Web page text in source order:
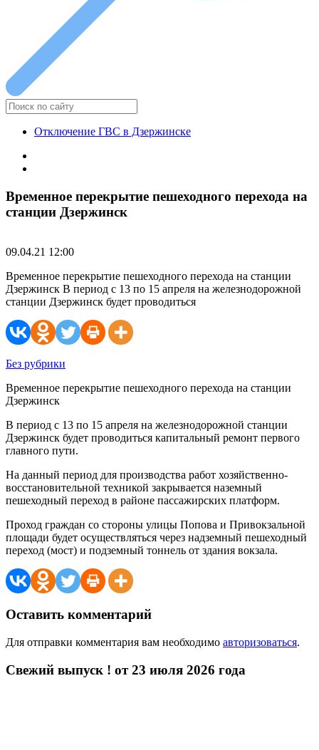
Отключение ГВС в Дзержинске
Временное перекрытие пешеходного перехода на
станции Дзержинск
09.04.21 12:00
Временное перекрытие пешеходного перехода на станции
Дзержинск В период с 13 по 15 апреля на железнодорожной
станции Дзержинск будет проводиться
Без рубрики
Временное перекрытие пешеходного перехода на станции
Дзержинск
В период с 13 по 15 апреля на железнодорожной станции
Дзержинск будет проводиться капитальный ремонт первого
главного пути.
На данный период для производства работ хозяйственно-
восстановительной техникой закрывается наземный
пешеходный переход в районе пассажирских платформ.
Проход граждан со стороны улицы Попова и Привокзальной
площади будет осуществляться через надземный пешеходный
переход (мост) и подземный тоннель от здания вокзала.
Оставить комментарий
Для отправки комментария вам необходимо авторизоваться.
Свежий выпуск ! от 23 июля 2026 года